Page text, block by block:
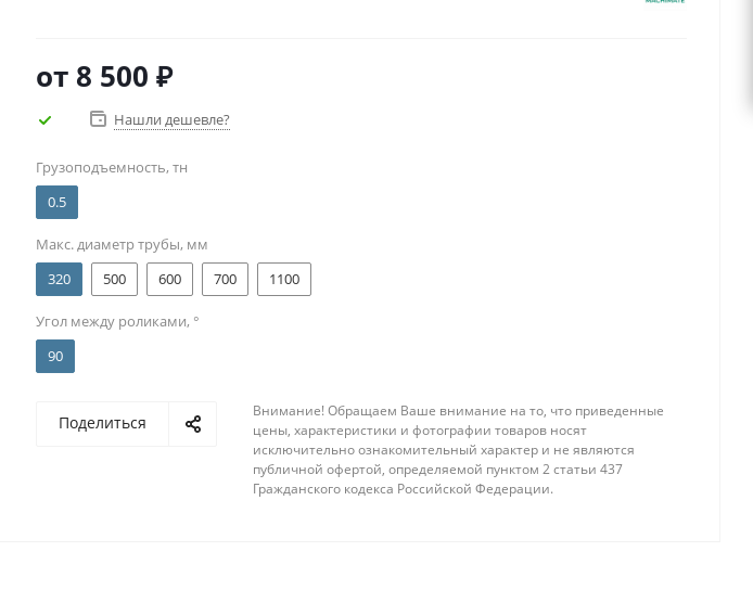
от 8 500 ₽
Нашли дешевле?
Грузоподъемность, тн
0.5
Макс. диаметр трубы, мм
320
500 600 700 1100
Угол между роликами, °
90
Поделиться
Внимание! Обращаем Ваше внимание на то, что приведенные
цены, характеристики и фотографии товаров носят
исключительно ознакомительный характер и не являются
публичной офертой, определяемой пунктом 2 статьи 437
Гражданского кодекса Российской Федерации.